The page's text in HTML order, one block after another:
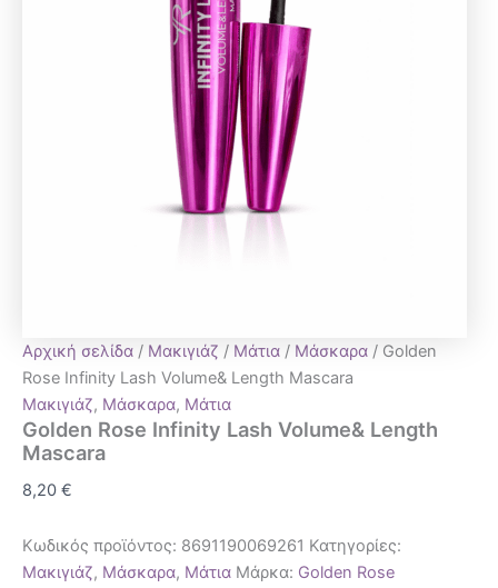
Αρχική σελίδα / Μακιγιάζ / Μάτια / Μάσκαρα / Golden
Rose Infinity Lash Volume& Length Mascara
Μακιγιάζ, Μάσκαρα, Μάτια
Golden Rose Infinity Lash Volume& Length
Mascara
8,20 €
Κωδικός προϊόντος: 8691190069261 Κατηγορίες:
Μακιγιάζ, Μάσκαρα, Μάτια Μάρκα: Golden Rose